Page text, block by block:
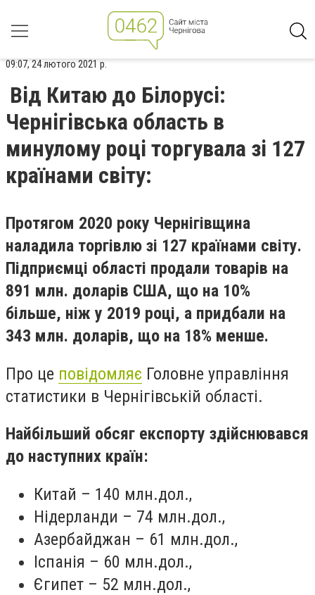
09:07, 24 лютого 2021 р.
Від Китаю до Білорусі:
Чернігівська область в
минулому році торгувала зі 127
країнами світу:
Протягом 2020 року Чернігівщина
наладила торгівлю зі 127 країнами світу.
Підприємці області продали товарів на
891 млн. доларів США, що на 10%
більше, ніж у 2019 році, а придбали на
343 млн. доларів, що на 18% менше.
Про це повідомляє Головне управління
статистики в Чернігівській області.
Найбільший обсяг експорту здійснювався
до наступних країн:
Китай – 140 млн.дол.,
Нідерланди – 74 млн.дол.,
Азербайджан – 61 млн.дол.,
Іспанія – 60 млн.дол.,
Єгипет – 52 млн.дол.,